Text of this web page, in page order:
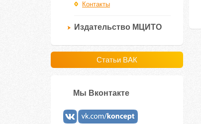
Контакты
Издательство МЦИТО
Статьи ВАК
Мы Вконтакте